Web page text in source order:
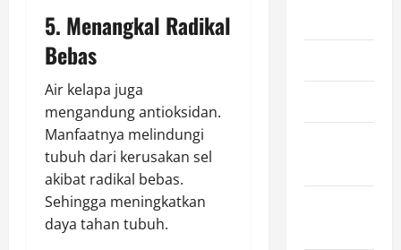
5. Menangkal Radikal
Bebas
Air kelapa juga
mengandung antioksidan.
Manfaatnya melindungi
tubuh dari kerusakan sel
akibat radikal bebas.
Sehingga meningkatkan
daya tahan tubuh.